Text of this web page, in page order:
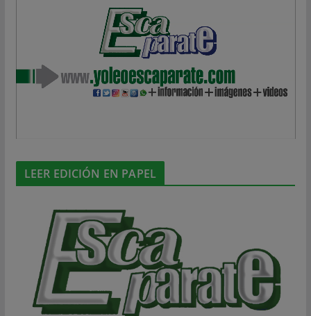
LEER EDICIÓN EN PAPEL